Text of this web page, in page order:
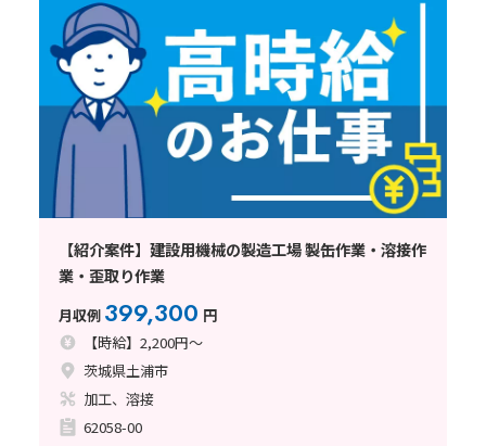
【紹介案件】建設用機械の製造工場 製缶作業・溶接作
業・歪取り作業
月収例 399,300 円
【時給】2,200円～
茨城県土浦市
加工、溶接
62058-00